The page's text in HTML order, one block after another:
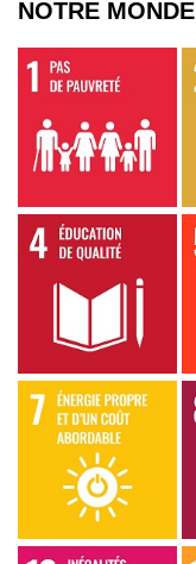
NOTRE MONDE